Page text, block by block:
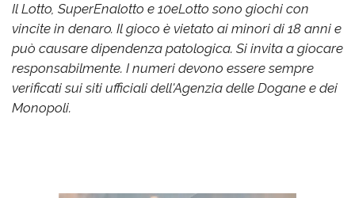
Il Lotto, SuperEnalotto e 10eLotto sono giochi con
vincite in denaro. Il gioco è vietato ai minori di 18 anni e
può causare dipendenza patologica. Si invita a giocare
responsabilmente. I numeri devono essere sempre
verificati sui siti ufficiali dell'Agenzia delle Dogane e dei
Monopoli.